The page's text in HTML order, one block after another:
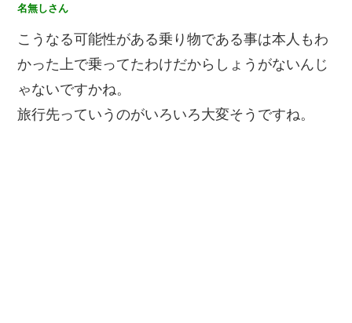
名無しさん
こうなる可能性がある乗り物である事は本人もわ
かった上で乗ってたわけだからしょうがないんじ
ゃないですかね。
旅行先っていうのがいろいろ大変そうですね。